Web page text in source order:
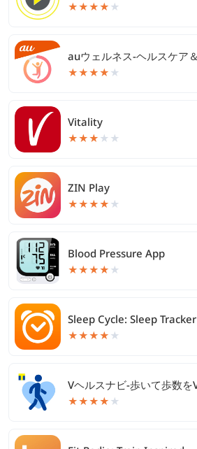
★★★★ ★
★★★★ ★
Vitality
★★★ ★ ★
ZIN Play
★★★★ ★
Blood Pressure App
★★★★ ★
Sleep Cycle: Sleep Tracker
★★★★ ★
★★★★ ★